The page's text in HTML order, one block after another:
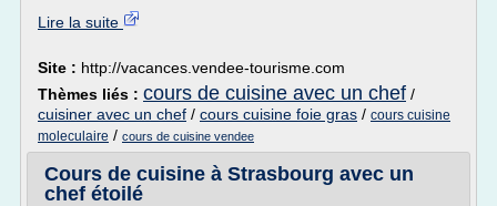
Lire la suite
Site : http://vacances.vendee-tourisme.com
Thèmes liés : cours de cuisine avec un chef /
cuisiner avec un chef / cours cuisine foie gras / cours cuisine
moleculaire / cours de cuisine vendee
Cours de cuisine à Strasbourg avec un
chef étoilé